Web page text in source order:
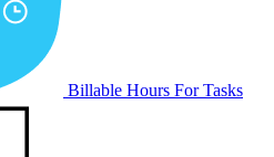
Billable Hours For Tasks